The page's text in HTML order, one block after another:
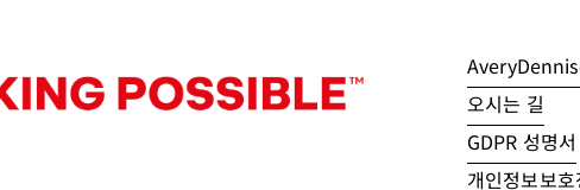
오시는 길
GDPR 성명서
개인정보보호